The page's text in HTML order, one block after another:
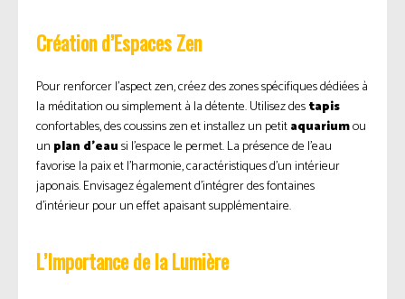
Création d’Espaces Zen
Pour renforcer l’aspect zen, créez des zones spécifiques dédiées à
la méditation ou simplement à la détente. Utilisez destapis
confortables, des coussins zen et installez un petitaquariumou
un plan d’eausi l’espace le permet. La présence de l’eau
favorise la paix et l’harmonie, caractéristiques d’un intérieur
japonais. Envisagez également d’intégrer des fontaines
d’intérieur pour un effet apaisant supplémentaire.
L’Importance de la Lumière